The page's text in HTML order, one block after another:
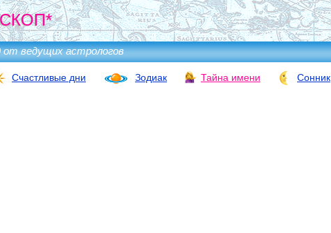
от ведущих астрологов
Счастливые дни Зодиак Тайна имени Сонник